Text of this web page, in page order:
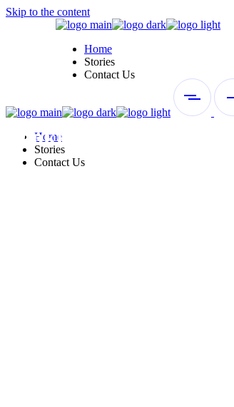
Skip to the content
Home
Stories
Contact Us
Home
Stories
Contact Us
Booklet